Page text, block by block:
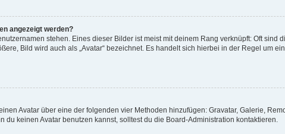
angezeigt werden?
stehen. Eines dieser Bilder ist meist mit deinem Rang verknüpft: Oft sind
Bild wird auch als „Avatar“ bezeichnet. Es handelt sich hierbei in der Regel um
Avatar über eine der folgenden vier Methoden hinzufügen: Gravatar, Galerie,
du keinen Avatar benutzen kannst, solltest du die Board-Administration kontaktieren.